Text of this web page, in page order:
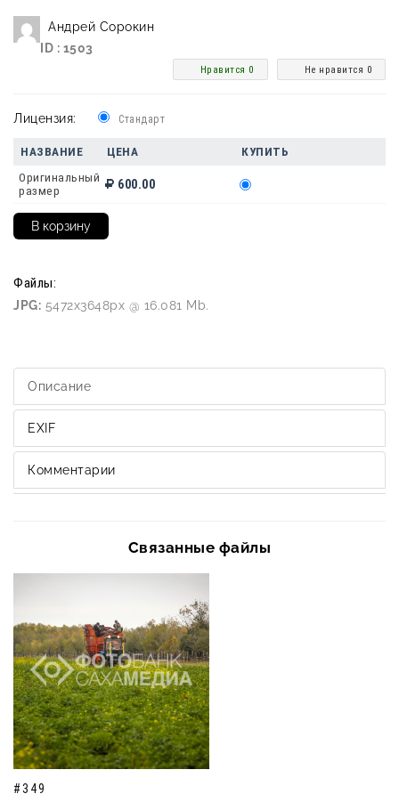
Андрей Сорокин
ID : 1503
Не нравится 0
Нравится 0
Лицензия: Стандарт
НАЗВАНИЕ ЦЕНА
КУПИТЬ
Оригинальный
размер
600.00
Файлы:
JPG: 5472x3648px @ 16.081 Mb.
Описание
EXIF
Комментарии
Связанные файлы
#349